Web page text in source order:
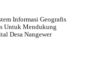
Informasi Geografis
Untuk Mendukung
Desa Nangewer